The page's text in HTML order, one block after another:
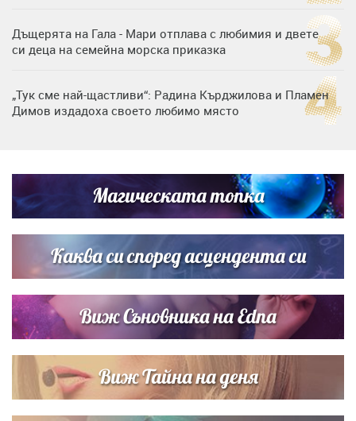
Дъщерята на Гала - Мари отплава с любимия и двете
си деца на семейна морска приказка
„Тук сме най-щастливи“: Радина Кърджилова и Пламен
Димов издадоха своето любимо място
кадри с Башар Рахал и малкия им син
Дъщерята на Тодор Батков вдигна сватба, Стоичков и
Братя Аргирови я изненадаха с песен
Магическата топка
Каква си според асцендента си
Виж Съновника на Edna
Виж Тайна на деня